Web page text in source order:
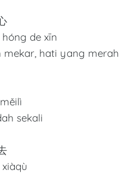
de xīn
mekar, hati yang merah
sekali